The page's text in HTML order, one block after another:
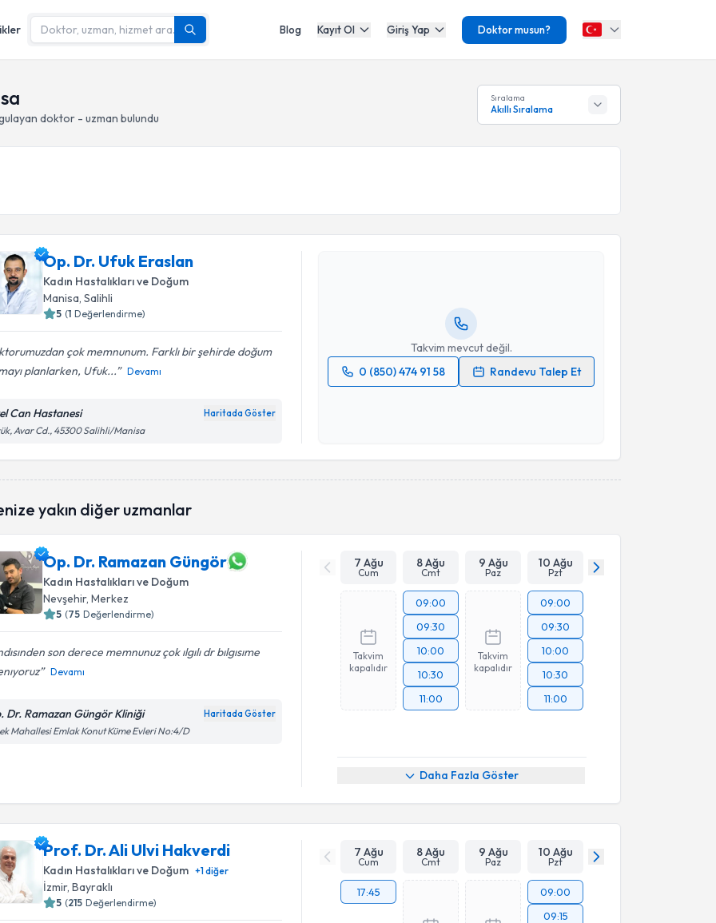
Blog Kayıt Ol Giriş Yap Doktor musun?
doktor - uzman bulundu
Sıralama
Akıllı Sıralama
Op. Dr. Ufuk Eraslan
Kadın Hastalıkları ve Doğum
Manisa, Salihli
5 (1 Değerlendirme)
çok memnunum. Farklı bir şehirde doğum
planlarken, Ufuk...
Devamı
Can Hastanesi Haritada Göster
Avar Cd., 45300 Salihli/Manisa
Takvim mevcut değil.
0 (850) 474 91 58
Randevu Talep Et
Op. Dr. Ufuk Eraslan
Takvim Talebini Gönder
yakın diğer uzmanlar
Op. Dr. Ramazan Güngör
Kadın Hastalıkları ve Doğum
Nevşehir, Merkez
5 (75 Değerlendirme)
son derece memnunuz çok ılgılı dr bılgısıme
Devamı
Dr. Ramazan Güngör Kliniği Haritada Göster
Mahallesi Emlak Konut Küme Evleri No:4/D
7 Ağu
Cum
8 Ağu
Cmt
9 Ağu
Paz
10 Ağu
Pzt
Takvim
kapalıdır
09:00
09:30
10:00
10:30
11:00
Takvim
kapalıdır
09:00
09:30
10:00
10:30
11:00
Daha Fazla Göster
Prof. Dr. Ali Ulvi Hakverdi
Kadın Hastalıkları ve Doğum +1diğer
İzmir, Bayraklı
5 (215 Değerlendirme)
7 Ağu
Cum
8 Ağu
Cmt
9 Ağu
Paz
10 Ağu
Pzt
17:45
09:00
09:15